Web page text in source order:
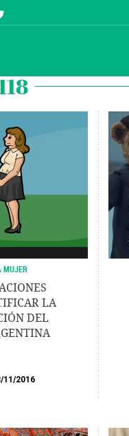
MUJER
LA
DEL
11/2016